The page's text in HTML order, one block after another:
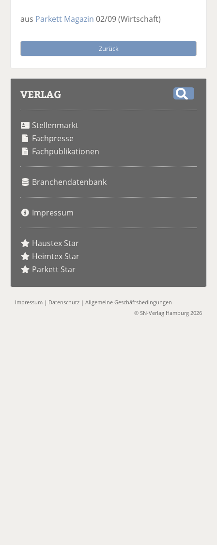
aus Parkett Magazin 02/09(Wirtschaft)
Zurück
VERLAG
Stellenmarkt
Fachpresse
Fachpublikationen
Branchendatenbank
Impressum
Haustex Star
Heimtex Star
Parkett Star
Impressum | Datenschutz |Allgemeine Geschäftsbedingungen
© SN-Verlag Hamburg 2026